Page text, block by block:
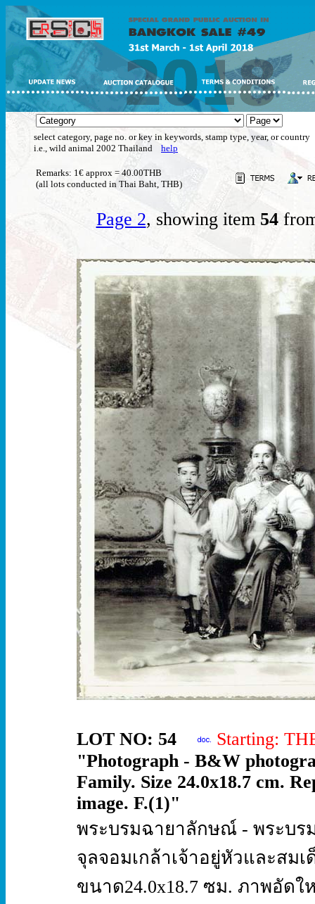
select category, page no. or key in keywords, stamp type, year, or country
i.e., wild animal 2002 Thailand help
Remarks: 1€ approx = 40.00THB
(all lots conducted in Thai Baht, THB)
Page 2, showing item 54
LOT NO: 54
Starting:
"Photograph - B&W
Family. Size 24.0x18.7 cm.
image. F.(1)"
พระบรมฉายาลักษณ์ - พระบ
จุลจอมเกล้าเจ้าอยู่หัวและสม
ขนาด24.0x18.7 ซม. ภาพอัด